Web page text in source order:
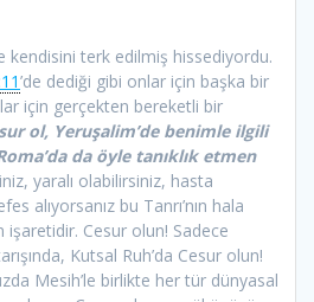
kendisini terk edilmiş hissediyordu.
’de dediği gibi onlar için başka bir
için gerçekten bereketli bir
ol, Yeruşalim’de benimle ilgili
da öyle tanıklık etmen
yaralı olabilirsiniz, hasta
alıyorsanız bu Tanrı’nın hala
Cesur olun! Sadece
Kutsal Ruh’da Cesur olun!
Mesih’le birlikte her tür dünyasal